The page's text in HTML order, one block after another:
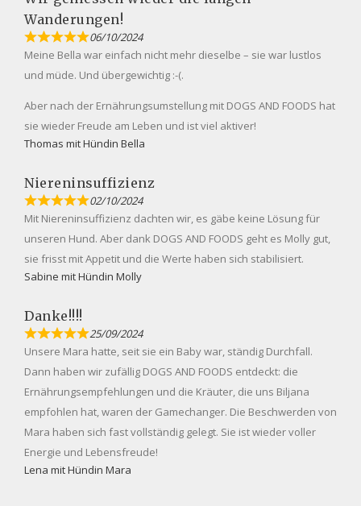
Wanderungen!
06/10/2024
Meine Bella war einfach nicht mehr dieselbe – sie war lustlos
und müde. Und übergewichtig :-(.
Aber nach der Ernährungsumstellung mit DOGS AND FOODS hat
sie wieder Freude am Leben und ist viel aktiver!
Thomas mit Hündin Bella
Niereninsuffizienz
02/10/2024
Mit Niereninsuffizienz dachten wir, es gäbe keine Lösung für
unseren Hund. Aber dank DOGS AND FOODS geht es Molly gut,
sie frisst mit Appetit und die Werte haben sich stabilisiert.
Sabine mit Hündin Molly
Danke!!!!
25/09/2024
Unsere Mara hatte, seit sie ein Baby war, ständig Durchfall.
Dann haben wir zufällig DOGS AND FOODS entdeckt: die
Ernährungsempfehlungen und die Kräuter, die uns Biljana
empfohlen hat, waren der Gamechanger. Die Beschwerden von
Mara haben sich fast vollständig gelegt. Sie ist wieder voller
Energie und Lebensfreude!
Lena mit Hündin Mara